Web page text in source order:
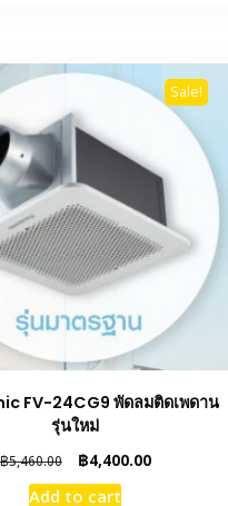
Sale!
FV-24CG9 พัดลมติดเพดาน
รุ่นใหม่
฿5,460.00
Original
price
฿4,400.00Current
Add to cart